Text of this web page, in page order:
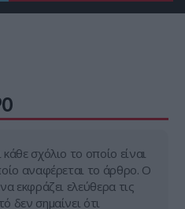
σχόλιο το οποίο είναι
αναφέρεται το άρθρο. Ο
εκφράζει ελεύθερα τις
δεν σημαίνει ότι